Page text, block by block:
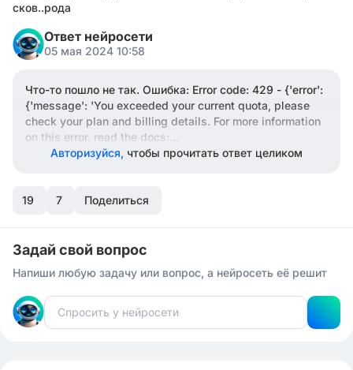
сков..рода
Ответ нейросети
05 мая 2024 10:58
Что-то пошло не так. Ошибка: Error code: 429 - {'error':
{'message': 'You exceeded your current quota, please
check your plan and billing details. For more information
on this error, read the docs:
https://platform.openai.com/docs/guides/error-
Авторизуйся, чтобы прочитать ответ целиком
19 7 Поделиться
Задай свой вопрос
Напиши любую задачу или вопрос, а нейросеть её решит